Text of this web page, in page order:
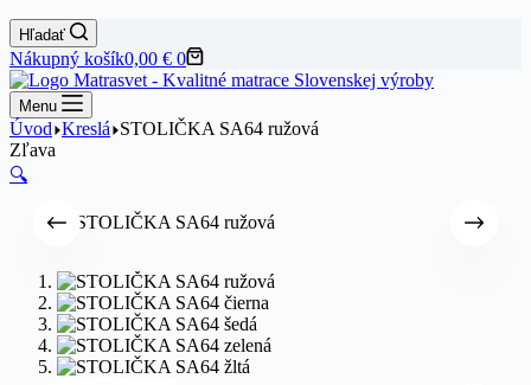
Hľadať
Nákupný košík0,00 € 0
Menu
Úvod Kreslá STOLIČKA SA64 ružová
Zľava
🔍